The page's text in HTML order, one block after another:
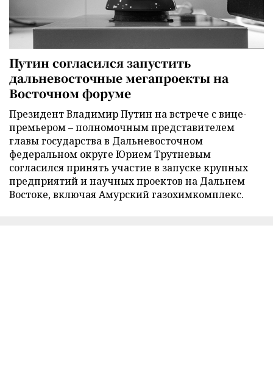
Путин согласился запустить
дальневосточные мегапроекты на
Восточном форуме
Президент Владимир Путин на встрече с вице-
премьером – полномочным представителем
главы государства в Дальневосточном
федеральном округе Юрием Трутневым
согласился принять участие в запуске крупных
предприятий и научных проектов на Дальнем
Востоке, включая Амурский газохимкомплекс.